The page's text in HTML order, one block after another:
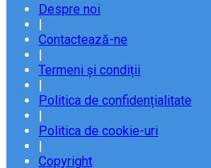
Despre noi
|
Contactează-ne
|
Termeni și condiții
|
Politica de confidențialitate
|
Politica de cookie-uri
|
Copyright